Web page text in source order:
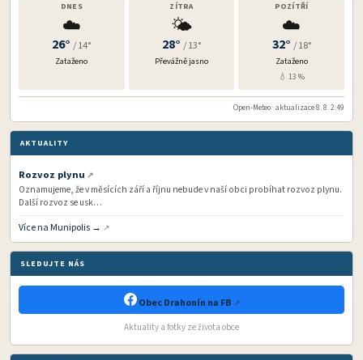
DNES
☁️
26°/ 14°
Zataženo
ZÍTRA
🌤️
28° / 13°
Převážně jasno
POZÍTŘÍ
☁️
32° / 18°
Zataženo
💧 13 %
Open-Meteo · aktualizace 8. 8. 2:49
AKTUALITY
Rozvoz plynu
Oznamujeme, že v měsících září a říjnu nebude v naší obci probíhat rozvoz plynu.
Další rozvoz se usk…
Více na Munipolis →
SLEDUJTE NÁS
Obec Drahonín na FB
Aktuality a fotky ze života obce